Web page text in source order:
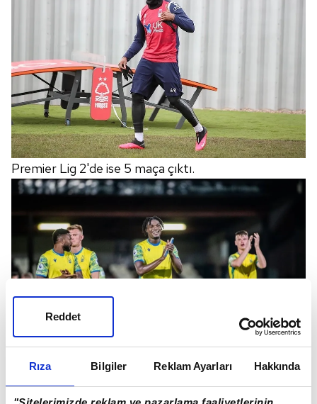
Rıza Bilgiler Reklam Ayarları Hakkında
Reddet
Premier Lig 2'de ise 5 maça çıktı.
Bu karşılaşmalarda 1 gol attı.